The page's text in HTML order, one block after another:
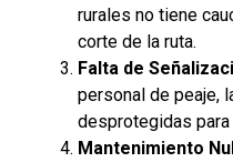
rurales no tiene
corte de la ruta.
Falta de
personal de peaje,
desprotegidas
Mantenimiento